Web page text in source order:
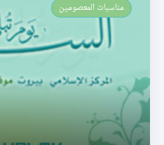
مناسبات المعصومين